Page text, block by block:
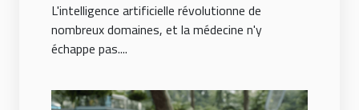
le diagnostic médical
précoce
L'intelligence artificielle révolutionne de
nombreux domaines, et la médecine n'y
échappe pas....